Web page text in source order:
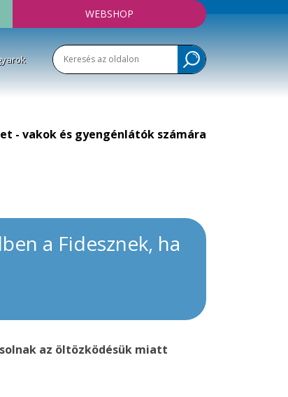
WEBSHOP
- vakok és gyengénlátók számára
a Fidesznek, ha
az öltözködésük miatt